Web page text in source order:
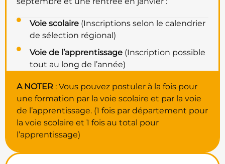
Voie scolaire (Inscriptions selon le calendrier
de sélection régional)
Voie de l’apprentissage (Inscription possible
tout au long de l’année)
A NOTER : Vous pouvez postuler à la fois pour
une formation par la voie scolaire et par la voie
de l’apprentissage. (1 fois par département pour
la voie scolaire et 1 fois au total pour
l’apprentissage)